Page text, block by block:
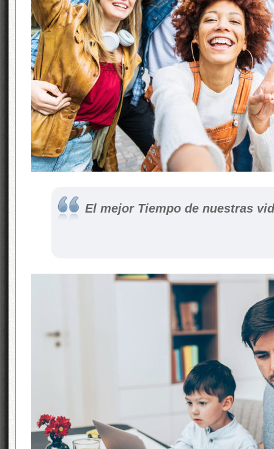
El mejor Tiempo de nuestras